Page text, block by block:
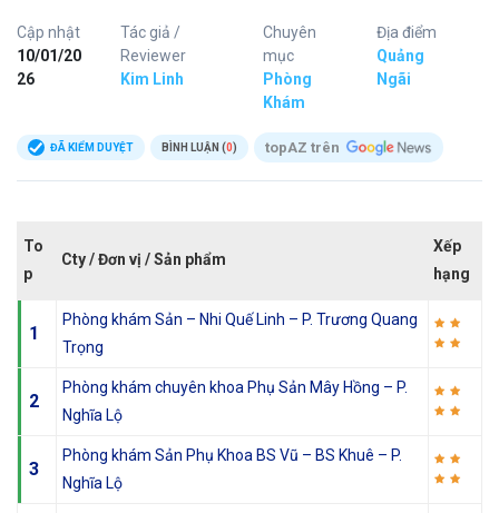
Cập nhật
10/01/20
26
Tác giả /
Reviewer
Kim Linh
Chuyên
mục
Phòng
Khám
Địa điểm
Quảng
Ngãi
ĐÃ KIỂM DUYỆT BÌNH LUẬN (0) topAZ trên
To
p
Cty / Đơn vị / Sản phẩm
Xếp
hạng
1
Phòng khám Sản – Nhi Quế Linh – P. Trương Quang
Trọng
2
Phòng khám chuyên khoa Phụ Sản Mây Hồng – P.
Nghĩa Lộ
3
Phòng khám Sản Phụ Khoa BS Vũ – BS Khuê – P.
Nghĩa Lộ